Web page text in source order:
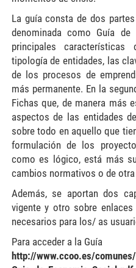
La guía consta de dos
denominada como Guía
principales
tipología de entidades, las
de los procesos de
más permanente. En la
Fichas que, de manera más
aspectos de las entidades
sobre todo en aquello que
formulación de los
como es lógico, está más
cambios normativos o de otra
Además, se aportan dos
vigente y otro sobre
necesarios para los/ as
Para acceder a la Guía
http://www.ccoo.es/